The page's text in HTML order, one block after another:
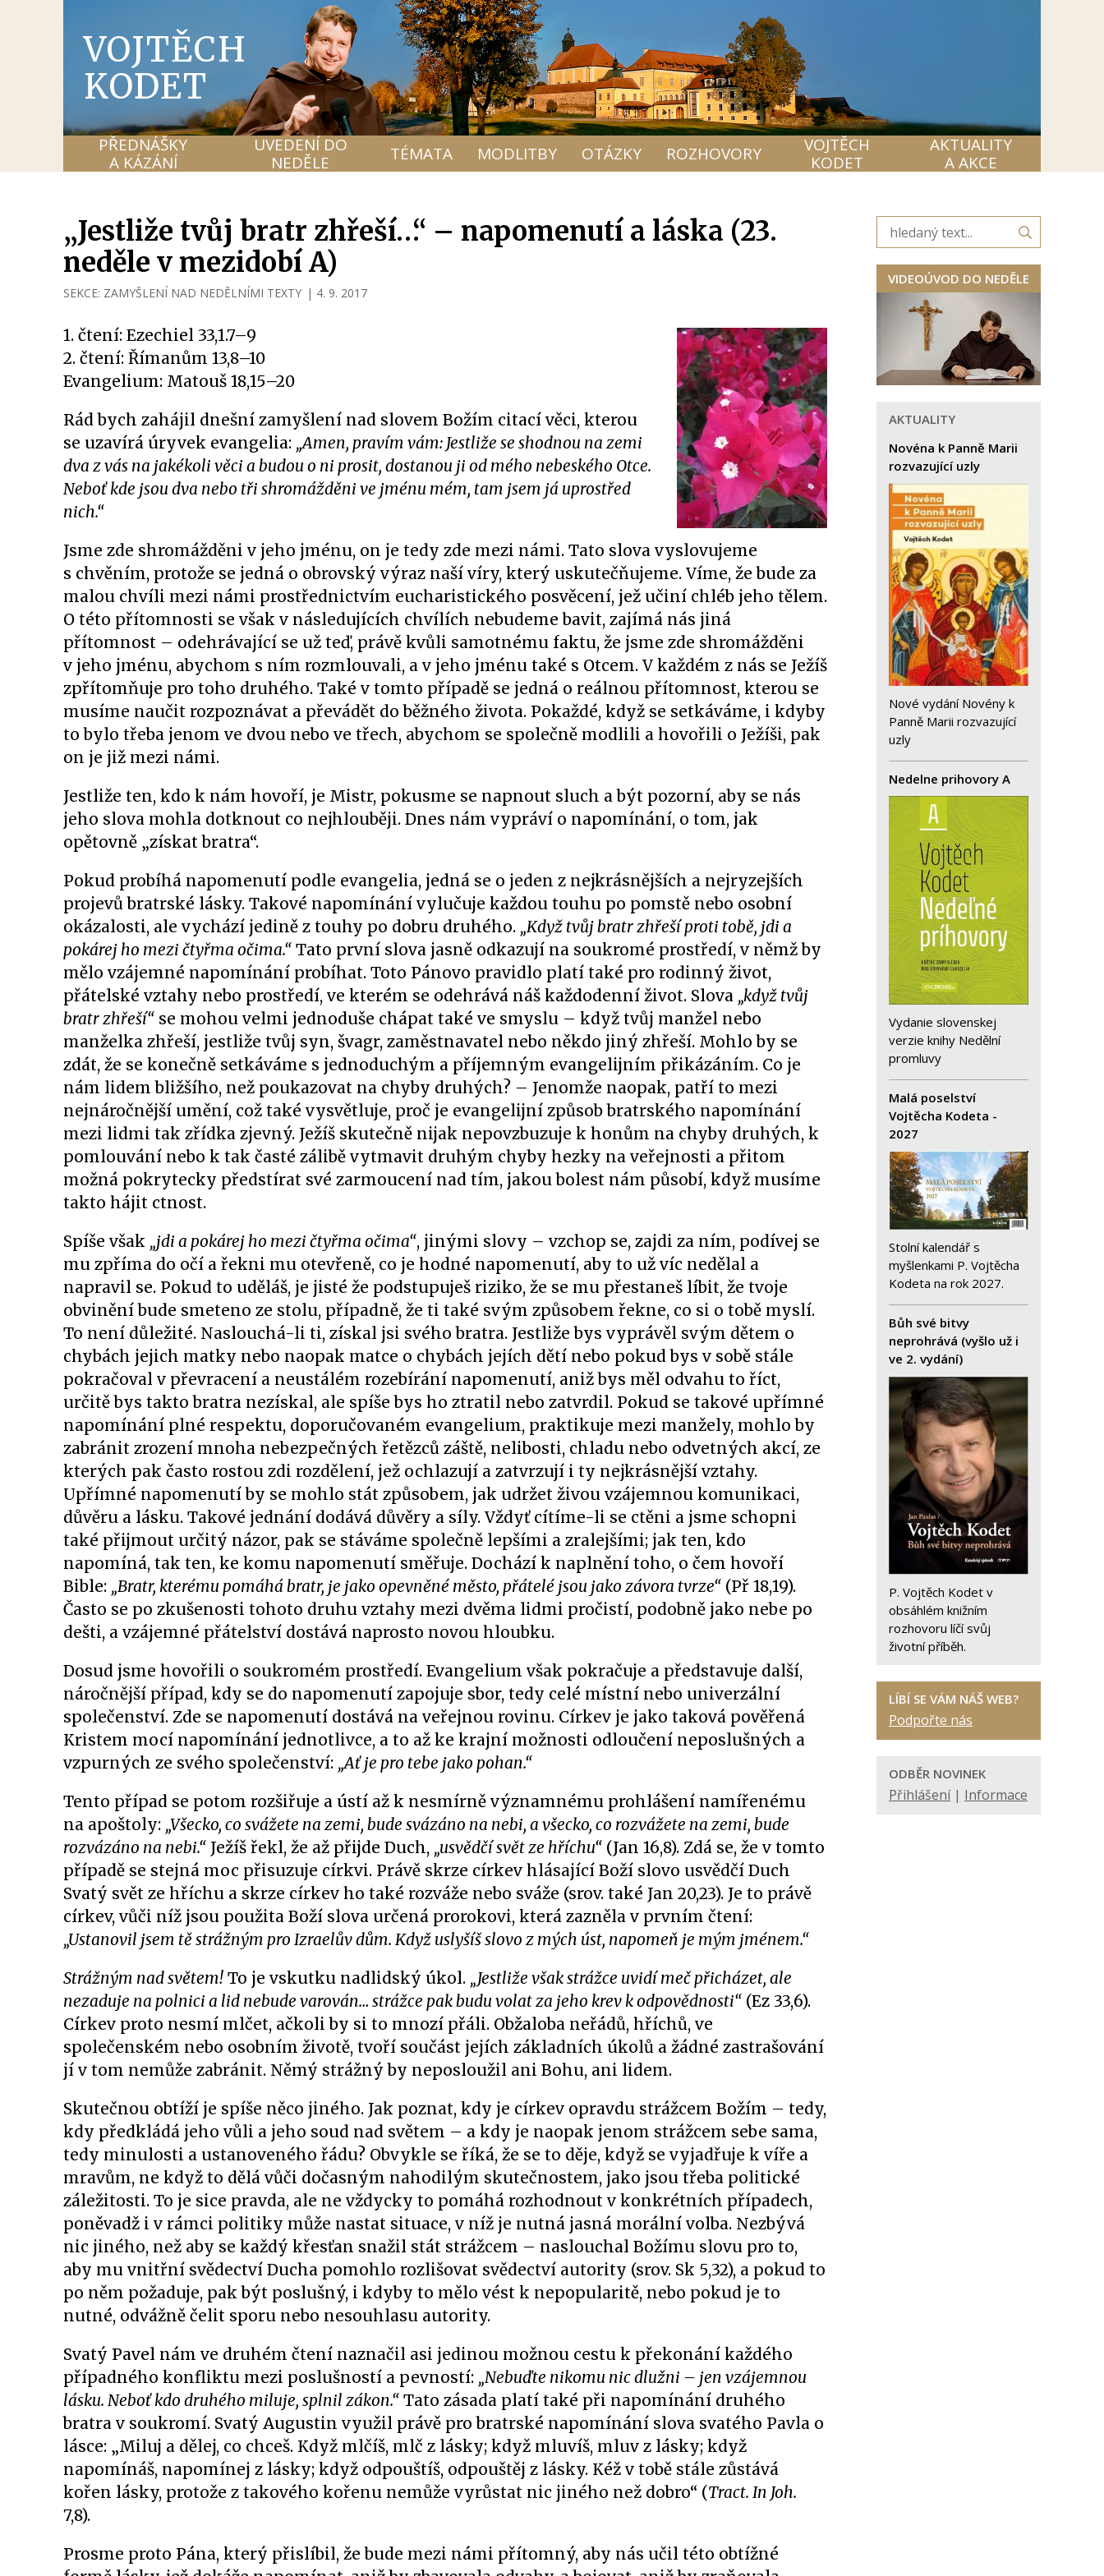
VOJTĚCH
KODET
PŘEDNÁŠKY
A KÁZÁNÍ
UVEDENÍ DO
NEDĚLE
TÉMATA MODLITBY OTÁZKY ROZHOVORY
VOJTĚCH
KODET
AKTUALITY
A AKCE
„Jestliže tvůj bratr zhřeší…“ – napomenutí a láska (23.
neděle v mezidobí A)
SEKCE: ZAMYŠLENÍ NAD NEDĚLNÍMI TEXTY | 4. 9. 2017
1. čtení: Ezechiel 33,1.7–9
2. čtení: Římanům 13,8–10
Evangelium: Matouš 18,15–20
Rád bych zahájil dnešní zamyšlení nad slovem Božím citací věci, kterou
se uzavírá úryvek evangelia: „Amen, pravím vám: Jestliže se shodnou na zemi
dva z vás na jakékoli věci a budou o ni prosit, dostanou ji od mého nebeského Otce.
Neboť kde jsou dva nebo tři shromážděni ve jménu mém, tam jsem já uprostřed
nich.“
Jsme zde shromážděni v jeho jménu, on je tedy zde mezi námi. Tato slova vyslovujeme
s chvěním, protože se jedná o obrovský výraz naší víry, který uskutečňujeme. Víme, že bude za
malou chvíli mezi námi prostřednictvím eucharistického posvěcení, jež učiní chléb jeho tělem.
O této přítomnosti se však v následujících chvílích nebudeme bavit, zajímá nás jiná
přítomnost – odehrávající se už teď, právě kvůli samotnému faktu, že jsme zde shromážděni
v jeho jménu, abychom s ním rozmlouvali, a v jeho jménu také s Otcem. V každém z nás se Ježíš
zpřítomňuje pro toho druhého. Také v tomto případě se jedná o reálnou přítomnost, kterou se
musíme naučit rozpoznávat a převádět do běžného života. Pokaždé, když se setkáváme, i kdyby
to bylo třeba jenom ve dvou nebo ve třech, abychom se společně modlili a hovořili o Ježíši, pak
on je již mezi námi.
Jestliže ten, kdo k nám hovoří, je Mistr, pokusme se napnout sluch a být pozorní, aby se nás
jeho slova mohla dotknout co nejhlouběji. Dnes nám vypráví o napomínání, o tom, jak
opětovně „získat bratra“.
Pokud probíhá napomenutí podle evangelia, jedná se o jeden z nejkrásnějších a nejryzejších
projevů bratrské lásky. Takové napomínání vylučuje každou touhu po pomstě nebo osobní
okázalosti, ale vychází jedině z touhy po dobru druhého. „Když tvůj bratr zhřeší proti tobě, jdi a
pokárej ho mezi čtyřma očima.“ Tato první slova jasně odkazují na soukromé prostředí, v němž by
mělo vzájemné napomínání probíhat. Toto Pánovo pravidlo platí také pro rodinný život,
přátelské vztahy nebo prostředí, ve kterém se odehrává náš každodenní život. Slova „když tvůj
bratr zhřeší“ se mohou velmi jednoduše chápat také ve smyslu – když tvůj manžel nebo
manželka zhřeší, jestliže tvůj syn, švagr, zaměstnavatel nebo někdo jiný zhřeší. Mohlo by se
zdát, že se konečně setkáváme s jednoduchým a příjemným evangelijním přikázáním. Co je
nám lidem bližšího, než poukazovat na chyby druhých? – Jenomže naopak, patří to mezi
nejnáročnější umění, což také vysvětluje, proč je evangelijní způsob bratrského napomínání
mezi lidmi tak zřídka zjevný. Ježíš skutečně nijak nepovzbuzuje k honům na chyby druhých, k
pomlouvání nebo k tak časté zálibě vytmavit druhým chyby hezky na veřejnosti a přitom
možná pokrytecky předstírat své zarmoucení nad tím, jakou bolest nám působí, když musíme
takto hájit ctnost.
Spíše však „jdi a pokárej ho mezi čtyřma očima“, jinými slovy – vzchop se, zajdi za ním, podívej se
mu zpříma do očí a řekni mu otevřeně, co je hodné napomenutí, aby to už víc nedělal a
napravil se. Pokud to uděláš, je jisté že podstupuješ riziko, že se mu přestaneš líbit, že tvoje
obvinění bude smeteno ze stolu, případně, že ti také svým způsobem řekne, co si o tobě myslí.
To není důležité. Naslouchá-li ti, získal jsi svého bratra. Jestliže bys vyprávěl svým dětem o
chybách jejich matky nebo naopak matce o chybách jejích dětí nebo pokud bys v sobě stále
pokračoval v převracení a neustálém rozebírání napomenutí, aniž bys měl odvahu to říct,
určitě bys takto bratra nezískal, ale spíše bys ho ztratil nebo zatvrdil. Pokud se takové upřímné
napomínání plné respektu, doporučovaném evangelium, praktikuje mezi manžely, mohlo by
zabránit zrození mnoha nebezpečných řetězců záště, nelibosti, chladu nebo odvetných akcí, ze
kterých pak často rostou zdi rozdělení, jež ochlazují a zatvrzují i ty nejkrásnější vztahy.
Upřímné napomenutí by se mohlo stát způsobem, jak udržet živou vzájemnou komunikaci,
důvěru a lásku. Takové jednání dodává důvěry a síly. Vždyť cítíme-li se ctěni a jsme schopni
také přijmout určitý názor, pak se stáváme společně lepšími a zralejšími; jak ten, kdo
napomíná, tak ten, ke komu napomenutí směřuje. Dochází k naplnění toho, o čem hovoří
Bible: „Bratr, kterému pomáhá bratr, je jako opevněné město, přátelé jsou jako závora tvrze“ (Př 18,19).
Často se po zkušenosti tohoto druhu vztahy mezi dvěma lidmi pročistí, podobně jako nebe po
dešti, a vzájemné přátelství dostává naprosto novou hloubku.
Dosud jsme hovořili o soukromém prostředí. Evangelium však pokračuje a představuje další,
náročnější případ, kdy se do napomenutí zapojuje sbor, tedy celé místní nebo univerzální
společenství. Zde se napomenutí dostává na veřejnou rovinu. Církev je jako taková pověřená
Kristem mocí napomínání jednotlivce, a to až ke krajní možnosti odloučení neposlušných a
vzpurných ze svého společenství: „Ať je pro tebe jako pohan.“
Tento případ se potom rozšiřuje a ústí až k nesmírně významnému prohlášení namířenému
na apoštoly: „Všecko, co svážete na zemi, bude svázáno na nebi, a všecko, co rozvážete na zemi, bude
rozvázáno na nebi.“ Ježíš řekl, že až přijde Duch, „usvědčí svět ze hříchu“ (Jan 16,8). Zdá se, že v tomto
případě se stejná moc přisuzuje církvi. Právě skrze církev hlásající Boží slovo usvědčí Duch
Svatý svět ze hříchu a skrze církev ho také rozváže nebo sváže (srov. také Jan 20,23). Je to právě
církev, vůči níž jsou použita Boží slova určená prorokovi, která zazněla v prvním čtení:
„Ustanovil jsem tě strážným pro Izraelův dům. Když uslyšíš slovo z mých úst, napomeň je mým jménem.“
Strážným nad světem! To je vskutku nadlidský úkol. „Jestliže však strážce uvidí meč přicházet, ale
nezaduje na polnici a lid nebude varován… strážce pak budu volat za jeho krev k odpovědnosti“ (Ez 33,6).
Církev proto nesmí mlčet, ačkoli by si to mnozí přáli. Obžaloba neřádů, hříchů, ve
společenském nebo osobním životě, tvoří součást jejích základních úkolů a žádné zastrašování
jí v tom nemůže zabránit. Němý strážný by neposloužil ani Bohu, ani lidem.
Skutečnou obtíží je spíše něco jiného. Jak poznat, kdy je církev opravdu strážcem Božím – tedy,
kdy předkládá jeho vůli a jeho soud nad světem – a kdy je naopak jenom strážcem sebe sama,
tedy minulosti a ustanoveného řádu? Obvykle se říká, že se to děje, když se vyjadřuje k víře a
mravům, ne když to dělá vůči dočasným nahodilým skutečnostem, jako jsou třeba politické
záležitosti. To je sice pravda, ale ne vždycky to pomáhá rozhodnout v konkrétních případech,
poněvadž i v rámci politiky může nastat situace, v níž je nutná jasná morální volba. Nezbývá
nic jiného, než aby se každý křesťan snažil stát strážcem – naslouchal Božímu slovu pro to,
aby mu vnitřní svědectví Ducha pomohlo rozlišovat svědectví autority (srov. Sk 5,32), a pokud to
po něm požaduje, pak být poslušný, i kdyby to mělo vést k nepopularitě, nebo pokud je to
nutné, odvážně čelit sporu nebo nesouhlasu autority.
Svatý Pavel nám ve druhém čtení naznačil asi jedinou možnou cestu k překonání každého
případného konfliktu mezi poslušností a pevností: „Nebuďte nikomu nic dlužni – jen vzájemnou
lásku. Neboť kdo druhého miluje, splnil zákon.“ Tato zásada platí také při napomínání druhého
bratra v soukromí. Svatý Augustin využil právě pro bratrské napomínání slova svatého Pavla o
lásce: „Miluj a dělej, co chceš. Když mlčíš, mlč z lásky; když mluvíš, mluv z lásky; když
napomínáš, napomínej z lásky; když odpouštíš, odpouštěj z lásky. Kéž v tobě stále zůstává
kořen lásky, protože z takového kořenu nemůže vyrůstat nic jiného než dobro“ (Tract. In Joh.
7,8).
Prosme proto Pána, který přislíbil, že bude mezi námi přítomný, aby nás učil této obtížné
VIDEOÚVOD DO NEDĚLE
AKTUALITY
Novéna k Panně Marii
rozvazující uzly
Nové vydání Novény k
Panně Marii rozvazující
uzly
Nedelne prihovory A
Vydanie slovenskej
verzie knihy Nedělní
promluvy
Malá poselství
Vojtěcha Kodeta -
2027
Stolní kalendář s
myšlenkami P. Vojtěcha
Kodeta na rok 2027.
Bůh své bitvy
neprohrává (vyšlo už i
ve 2. vydání)
P. Vojtěch Kodet v
obsáhlém knižním
rozhovoru líčí svůj
životní příběh.
LÍBÍ SE VÁM NÁŠ WEB?
Podpořte nás
ODBĚR NOVINEK
Přihlášení| Informace